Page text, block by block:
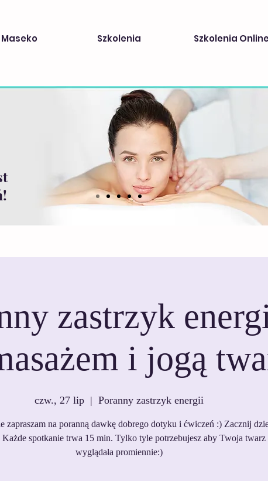
Szkolenia Szkolenia
zastrzyk
i jogą
czw., 27 lip
  |
Poranny zastrzyk energii
zapraszam na poranną dawkę dobrego dotyku i ćwiczeń :) Zacznij
Każde spotkanie trwa 15 min. Tylko tyle potrzebujesz aby Twoja twarz
wyglądała promiennie:)